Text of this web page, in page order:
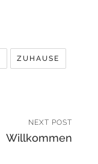
ZUHAUSE
NEXT POST
Willkommen